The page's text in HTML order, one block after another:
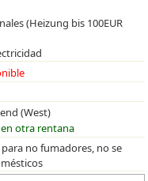
(Heizung bis 100EUR
(West)
otra rentana
no fumadores, no se